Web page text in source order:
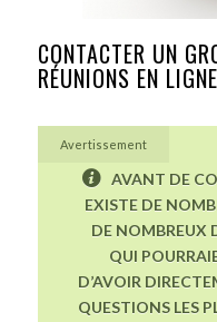
CONTACTER UN
RÉUNIONS EN LIGNE
Avertissement
AVANT DE
EXISTE DE
DE NOMBREUX
QUI
D’AVOIR
QUESTIONS LES